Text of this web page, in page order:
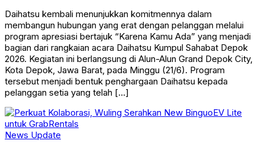
Daihatsu kembali menunjukkan komitmennya dalam
membangun hubungan yang erat dengan pelanggan melalui
program apresiasi bertajuk “Karena Kamu Ada” yang menjadi
bagian dari rangkaian acara Daihatsu Kumpul Sahabat Depok
2026. Kegiatan ini berlangsung di Alun-Alun Grand Depok City,
Kota Depok, Jawa Barat, pada Minggu (21/6). Program
tersebut menjadi bentuk penghargaan Daihatsu kepada
pelanggan setia yang telah […]
News Update